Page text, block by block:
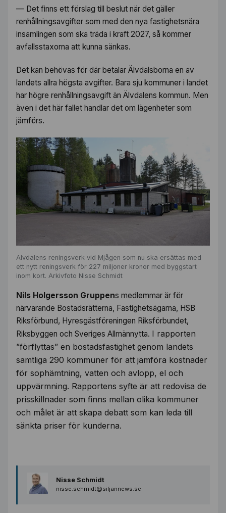
— Det finns ett förslag till beslut när det gäller
renhållningsavgifter som med den nya fastighetsnära
insamlingen som ska träda i kraft 2027, så kommer
avfallsstaxorna att kunna sänkas.
Det kan behövas för där betalar Älvdalsborna en av
landets allra högsta avgifter. Bara sju kommuner i landet
har högre renhållningsavgift än Älvdalens kommun. Men
även i det här fallet handlar det om lägenheter som
jämförs.
Älvdalens reningsverk vid Mjågen som nu ska ersättas med
ett nytt reningsverk för 227 miljoner kronor med byggstart
inom kort. Arkivfoto Nisse Schmidt
Nils Holgersson Gruppens medlemmar är för
närvarande Bostadsrätterna, Fastighetsägarna, HSB
Riksförbund, Hyresgästföreningen Riksförbundet,
Riksbyggen och Sveriges Allmännytta. I rapporten
”förflyttas” en bostadsfastighet genom landets
samtliga 290 kommuner för att jämföra kostnader
för sophämtning, vatten och avlopp, el och
uppvärmning. Rapportens syfte är att redovisa de
prisskillnader som finns mellan olika kommuner
och målet är att skapa debatt som kan leda till
sänkta priser för kunderna.
Nisse Schmidt
nisse.schmidt@siljannews.se